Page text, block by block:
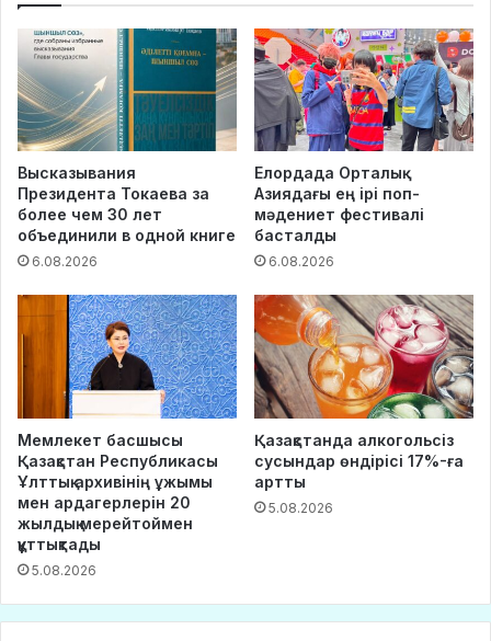
Высказывания
Президента Токаева за
более чем 30 лет
объединили в одной книге
6.08.2026
Елордада Орталық
Азиядағы ең ірі поп-
мәдениет фестивалі
басталды
6.08.2026
Мемлекет басшысы
Қазақстан Республикасы
Ұлттық архивінің ұжымы
мен ардагерлерін 20
жылдық мерейтоймен
құттықтады
5.08.2026
Қазақстанда алкогольсіз
сусындар өндірісі 17%-ға
артты
5.08.2026